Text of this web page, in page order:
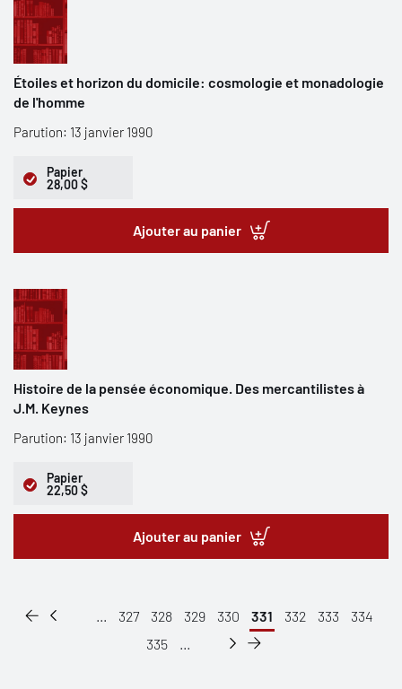
Étoiles et horizon du domicile: cosmologie et monadologie
de l'homme
Parution: 13 janvier 1990
Papier
28,00 $
Ajouter au panier
Histoire de la pensée économique. Des mercantilistes à
J.M. Keynes
Parution: 13 janvier 1990
Papier
22,50 $
Ajouter au panier
... 327 328 329 330 331 332 333
334
335
...